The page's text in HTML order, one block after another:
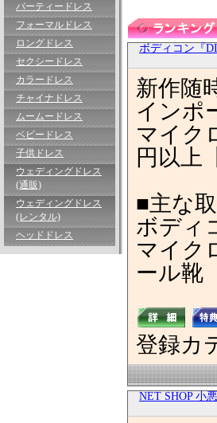
パーティードレス
フォーマルドレス
ロングドレス
セクシードレス
カラードレス
チャイナドレス
ムームードレス
ベビードレス
子供ドレス
ウェディングドレス
(通販)
ウェディングドレス
(レンタル)
ヘッドドレス
ボディコン『
新作随
インポ
マイク
円以上
■主な
ボディ
マイク
ール靴
登録カ
NET SHOP 小